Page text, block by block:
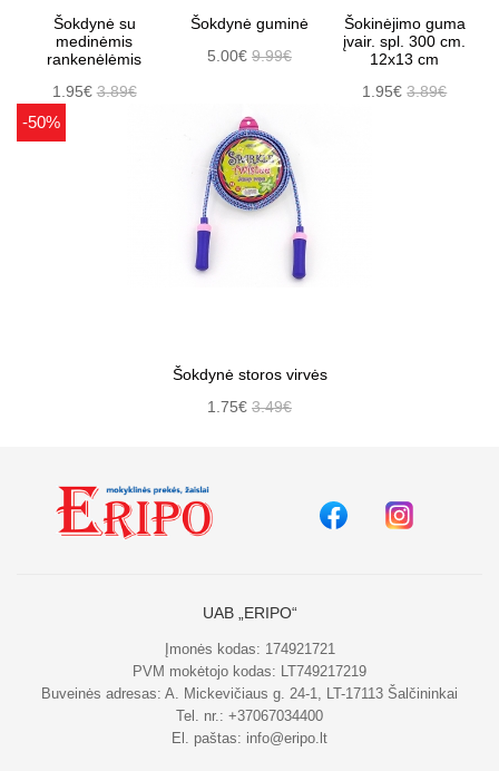
Šokdynė su
medinėmis
rankenėlėmis
1.95€3.89€
Šokdynė guminė
5.00€ 9.99€
Šokinėjimo guma
įvair. spl. 300 cm.
12x13 cm
1.95€3.89€
-50%
Šokdynė storos virvės
1.75€ 3.49€
UAB „ERIPO“
Įmonės kodas: 174921721
PVM mokėtojo kodas: LT749217219
Buveinės adresas: A. Mickevičiaus g. 24-1, LT-17113 Šalčininkai
Tel. nr.: +37067034400
El. paštas: info@eripo.lt